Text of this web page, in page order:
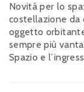
Novità per lo
costellazione da
oggetto
sempre più
Spazio e